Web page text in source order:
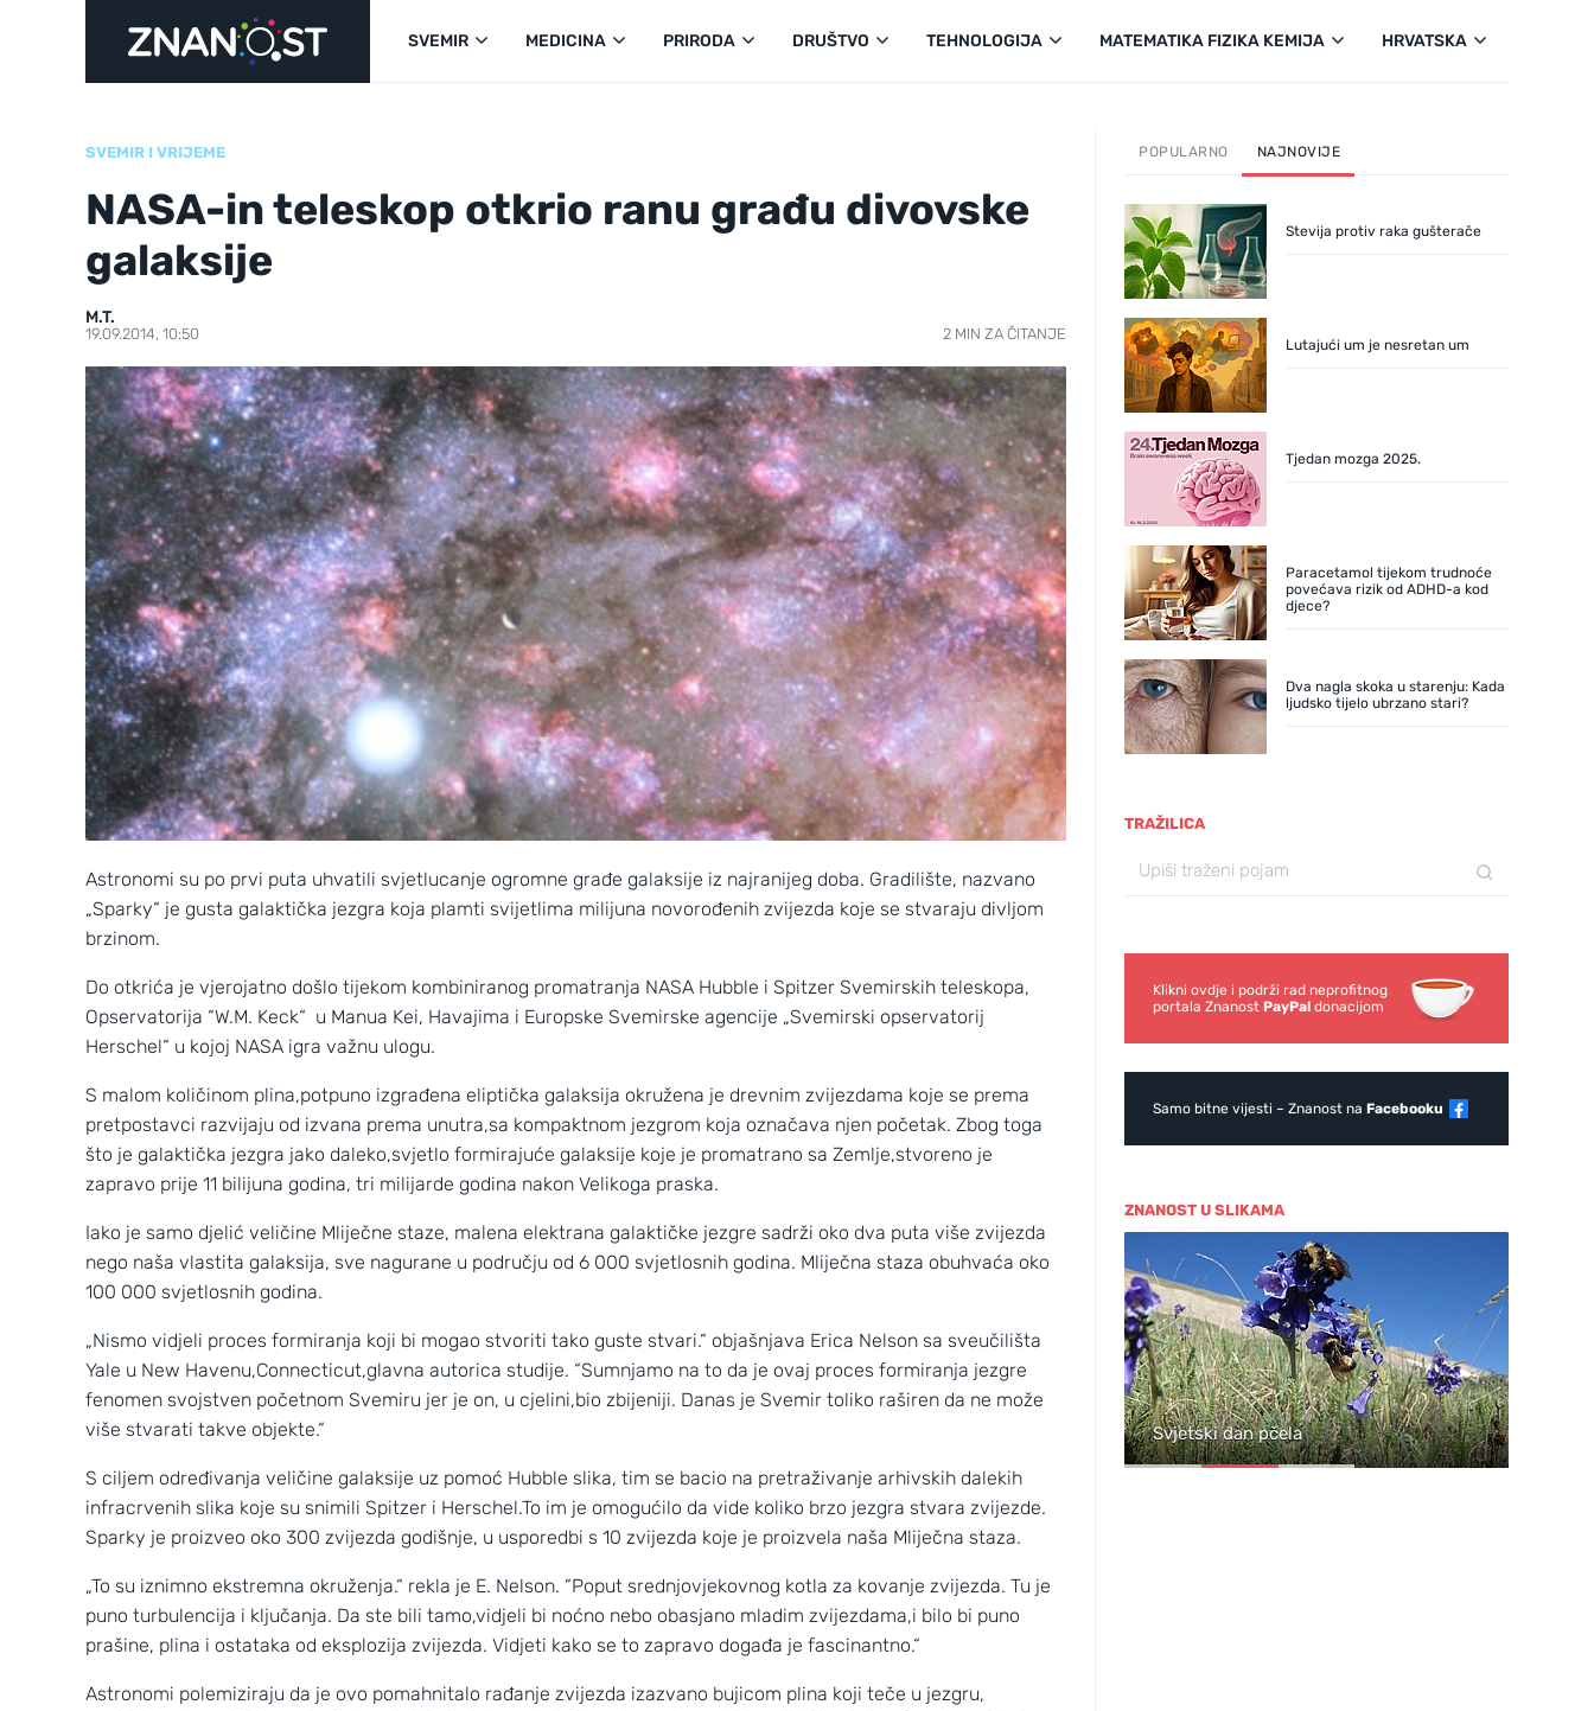
SVEMIR MEDICINA PRIRODA DRUŠTVO TEHNOLOGIJA MATEMATIKA FIZIKA KEMIJA HRVATSKA
SVEMIR I VRIJEME
NASA-in teleskop otkrio ranu građu divovske
galaksije
M.T.
19.09.2014, 10:50 2 MIN ZA ČITANJE
Astronomi su po prvi puta uhvatili svjetlucanje ogromne građe galaksije iz najranijeg doba. Gradilište, nazvano
„Sparky“ je gusta galaktička jezgra koja plamti svijetlima milijuna novorođenih zvijezda koje se stvaraju divljom
brzinom.
Do otkrića je vjerojatno došlo tijekom kombiniranog promatranja NASA Hubble i Spitzer Svemirskih teleskopa,
Opservatorija “W.M. Keck“ u Manua Kei, Havajima i Europske Svemirske agencije „Svemirski opservatorij
Herschel“ u kojoj NASA igra važnu ulogu.
S malom količinom plina,potpuno izgrađena eliptička galaksija okružena je drevnim zvijezdama koje se prema
pretpostavci razvijaju od izvana prema unutra,sa kompaktnom jezgrom koja označava njen početak. Zbog toga
što je galaktička jezgra jako daleko,svjetlo formirajuće galaksije koje je promatrano sa Zemlje,stvoreno je
zapravo prije 11 bilijuna godina, tri milijarde godina nakon Velikoga praska.
Iako je samo djelić veličine Mliječne staze, malena elektrana galaktičke jezgre sadrži oko dva puta više zvijezda
nego naša vlastita galaksija, sve nagurane u području od 6 000 svjetlosnih godina. Mliječna staza obuhvaća oko
100 000 svjetlosnih godina.
„Nismo vidjeli proces formiranja koji bi mogao stvoriti tako guste stvari.“ objašnjava Erica Nelson sa sveučilišta
Yale u New Havenu,Connecticut,glavna autorica studije. “Sumnjamo na to da je ovaj proces formiranja jezgre
fenomen svojstven početnom Svemiru jer je on, u cjelini,bio zbijeniji. Danas je Svemir toliko raširen da ne može
više stvarati takve objekte.“
S ciljem određivanja veličine galaksije uz pomoć Hubble slika, tim se bacio na pretraživanje arhivskih dalekih
infracrvenih slika koje su snimili Spitzer i Herschel.To im je omogućilo da vide koliko brzo jezgra stvara zvijezde.
Sparky je proizveo oko 300 zvijezda godišnje, u usporedbi s 10 zvijezda koje je proizvela naša Mliječna staza.
„To su iznimno ekstremna okruženja.“ rekla je E. Nelson. “Poput srednjovjekovnog kotla za kovanje zvijezda. Tu je
puno turbulencija i ključanja. Da ste bili tamo,vidjeli bi noćno nebo obasjano mladim zvijezdama,i bilo bi puno
prašine, plina i ostataka od eksplozija zvijezda. Vidjeti kako se to zapravo događa je fascinantno.“
Astronomi polemiziraju da je ovo pomahnitalo rađanje zvijezda izazvano bujicom plina koji teče u jezgru,
POPULARNO NAJNOVIJE
Stevija protiv raka gušterače
Lutajući um je nesretan um
Tjedan mozga 2025.
Paracetamol tijekom trudnoće
povećava rizik od ADHD-a kod
djece?
Dva nagla skoka u starenju: Kada
ljudsko tijelo ubrzano stari?
TRAŽILICA
Klikni ovdje i podrži rad neprofitnog
portala Znanost PayPal donacijom
Samo bitne vijesti – Znanost na Facebooku
ZNANOST U SLIKAMA
Svjetski dan pčela
3